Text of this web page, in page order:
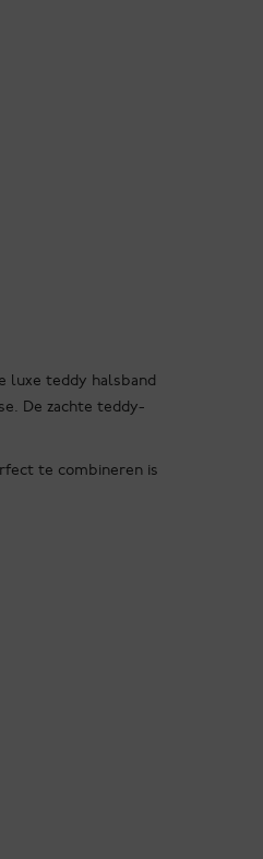
luxe teddy halsband
De zachte teddy-
te combineren is